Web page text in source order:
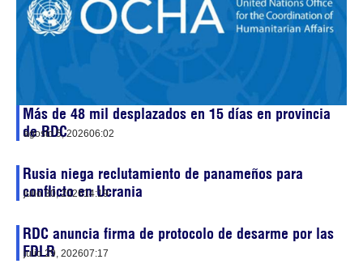
Más de 48 mil desplazados en 15 días en provincia
de RDC
agosto 5, 202606:02
Rusia niega reclutamiento de panameños para
conflicto en Ucrania
julio 30, 202614:19
RDC anuncia firma de protocolo de desarme por las
FDLR
julio 29, 202607:17